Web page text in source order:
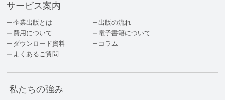
サービス案内
企業出版とは
出版の流れ
費用について
電子書籍について
ダウンロード資料
コラム
よくあるご質問
私たちの強み